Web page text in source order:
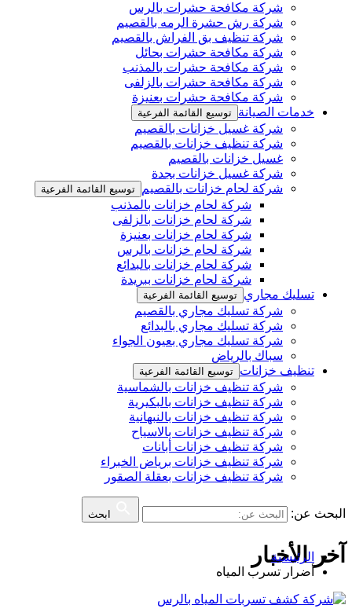
شركة مكافحة حشرات بالرس
شركة رش حشرة الرمه بالقصيم
شركة تنظيف بق الفراش بالقصيم
شركة مكافحة حشرات بحائل
شركة مكافحة حشرات بالمذنب
شركة مكافحة حشرات بالزلفى
شركة مكافحة حشرات بعنيزة
خدمات الصيانة توسيع القائمة الفرعية
شركة غسيل خزانات بالقصيم
شركة تنظيف خزانات بالقصيم
غسيل خزانات بالقصيم
شركة غسيل خزانات بجدة
شركة لحام خزانات بالقصيم
توسيع القائمة الفرعية
شركة لحام خزانات بالمذنب
شركة لحام خزانات بالزلفى
شركة لحام خزانات بعنيزة
شركة لحام خزانات بالرس
شركة لحام خزانات بالبدائع
شركة لحام خزانات ببريدة
تسليك مجاري توسيع القائمة الفرعية
شركة تسليك مجاري بالقصيم
شركة تسليك مجاري بالبدائع
شركة تسليك مجاري بعيون الجواء
سباك بالرياض
تنظيف خزانات توسيع القائمة الفرعية
شركة تنظيف خزانات بالشماسية
شركة تنظيف خزانات بالبكيرية
شركة تنظيف خزانات بالنبهانية
شركة تنظيف خزانات بالاسياح
شركة تنظيف خزانات أبانات
شركة تنظيف خزانات برياض الخبراء
شركة تنظيف خزانات بعقلة الصقور
البحث عن: ابحث
آخر الأخبار
الرئيسية
أضرار تسرب المياه